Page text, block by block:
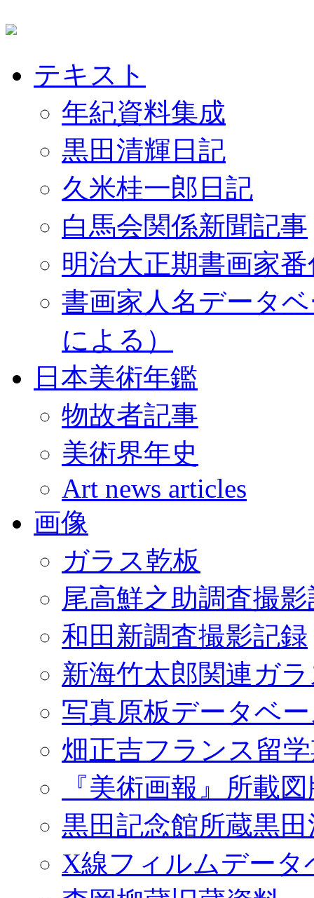
テキスト
年紀資料集成
黒田清輝日記
久米桂一郎日記
白馬会関係新聞記事
明治大正期書画家
書画家人名データ
による）
日本美術年鑑
物故者記事
美術界年史
Art news articles
画像
ガラス乾板
尾高鮮之助調査撮
和田新調査撮影記録
新海竹太郎関連ガ
写真原板データベ
畑正吉フランス留
『美術画報』所載
黒田記念館所蔵黒
X線フィルムデータ